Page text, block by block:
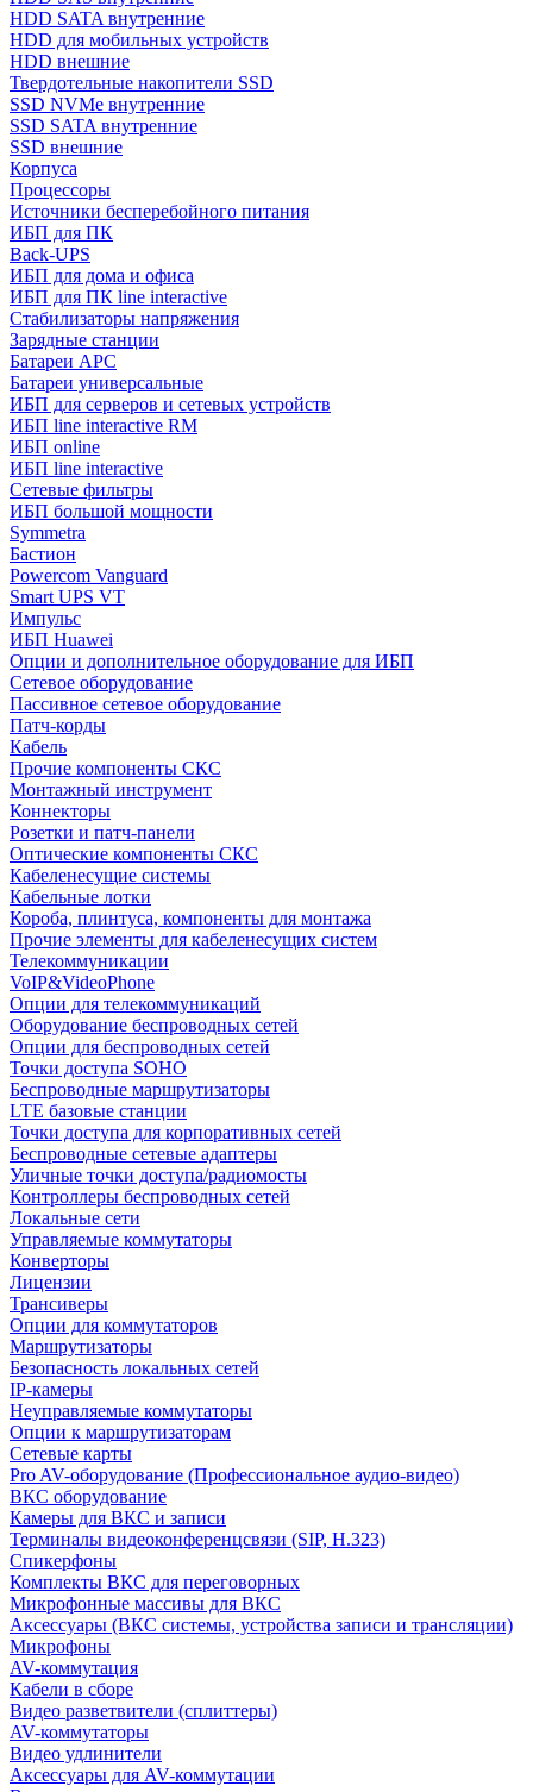
HDD SATA внутренние
HDD для мобильных устройств
HDD внешние
Твердотельные накопители SSD
SSD NVMe внутренние
SSD SATA внутренние
SSD внешние
Корпуса
Процессоры
Источники бесперебойного питания
ИБП для ПК
Back-UPS
ИБП для дома и офиса
ИБП для ПК linе interactive
Стабилизаторы напряжения
Зарядные станции
Батареи APC
Батареи универсальные
ИБП для серверов и сетевых устройств
ИБП line interactive RM
ИБП online
ИБП linе interactive
Сетевые фильтры
ИБП большой мощности
Symmetra
Бастион
Powercom Vanguard
Smart UPS VT
Импульс
ИБП Huawei
Опции и дополнительное оборудование для ИБП
Сетевое оборудование
Пассивное сетевое оборудование
Патч-корды
Кабель
Прочие компоненты СКС
Монтажный инструмент
Коннекторы
Розетки и патч-панели
Оптические компоненты СКС
Кабеленесущие системы
Кабельные лотки
Короба, плинтуса, компоненты для монтажа
Прочие элементы для кабеленесущих систем
Телекоммуникации
VoIP&VideoPhone
Опции для телекоммуникаций
Оборудование беспроводных сетей
Опции для беспроводных сетей
Точки доступа SOHO
Беспроводные маршрутизаторы
LTE базовые станции
Точки доступа для корпоративных сетей
Беспроводные сетевые адаптеры
Уличные точки доступа/радиомосты
Контроллеры беспроводных сетей
Локальные сети
Управляемые коммутаторы
Конверторы
Лицензии
Трансиверы
Опции для коммутаторов
Маршрутизаторы
Безопасность локальных сетей
IP-камеры
Неуправляемые коммутаторы
Опции к маршрутизаторам
Сетевые карты
Pro AV-оборудование (Профессиональное аудио-видео)
ВКС оборудование
Камеры для ВКС и записи
Терминалы видеоконференцсвязи (SIP, H.323)
Спикерфоны
Комплекты ВКС для переговорных
Микрофонные массивы для ВКС
Аксессуары (ВКС системы, устройства записи и трансляции)
Микрофоны
AV-коммутация
Кабели в сборе
Видео разветвители (сплиттеры)
AV-коммутаторы
Видео удлинители
Аксессуары для AV-коммутации